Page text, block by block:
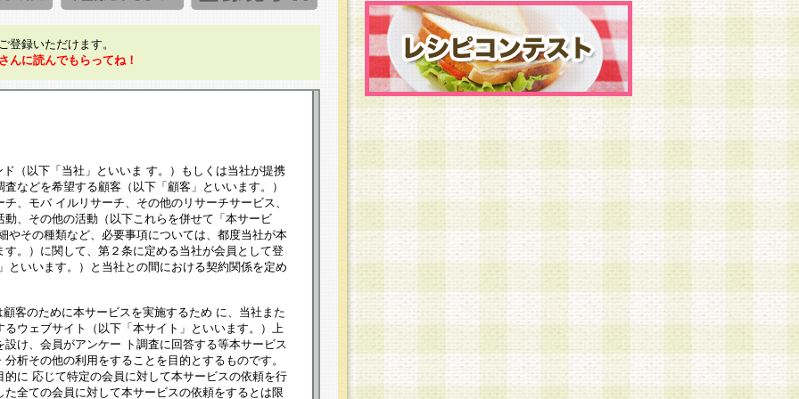
登録いただけます。
んに読んでもらってね！
（以下「当社」といいま す。）もしくは当社が提携
などを希望する顧客（以下「顧客」といいます。）
、モバ イルリサーチ、その他のリサーチサービス、
、その他の活動（以下これらを併せて「本サービ
やその種類など、必要事項については、都度当社が本
。）に関して、第２条に定める当社が会員として登
といいます。）と当社との間における契約関係を定め
客のために本サービスを実施するため に、当社また
ウェブサイト（以下「本サイト」といいます。）上
け、会員がアンケー ト調査に回答する等本サービス
析その他の利用をすることを目的とするものです。
に 応じて特定の会員に対して本サービスの依頼を行
全ての会員に対して本サービスの依頼をするとは限